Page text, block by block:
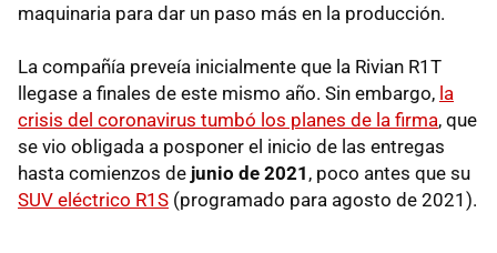
maquinaria para dar un paso más en la producción.
La compañía preveía inicialmente que la Rivian R1T
llegase a finales de este mismo año. Sin embargo, la
crisis del coronavirus tumbó los planes de la firma, que
se vio obligada a posponer el inicio de las entregas
hasta comienzos de junio de 2021 , poco antes que su
SUV eléctrico R1S (programado para agosto de 2021).